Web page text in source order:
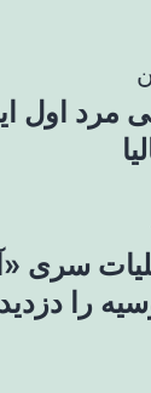
اول
سری
را